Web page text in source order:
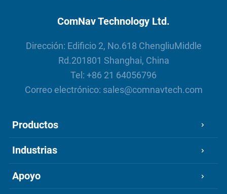
ComNav Technology Ltd.
Dirección: Edificio 2, No.618 ChengliuMiddle
Rd.201801 Shanghai, China
Tel: +86 21 64056796
Correo electrónico: sales@comnavtech.com
Productos
Industrias
Apoyo